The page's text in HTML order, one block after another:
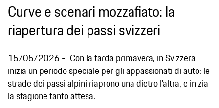
Curve e scenari mozzafiato: la
riapertura dei passi svizzeri
15/05/2026
Con la tarda primavera, in Svizzera
inizia un periodo speciale per gli appassionati di auto: le
strade dei passi alpini riaprono una dietro l'altra, e inizia
la stagione tanto attesa.